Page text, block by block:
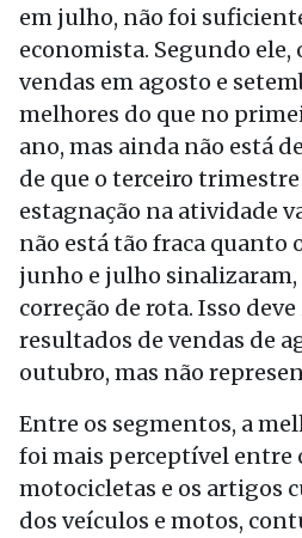
em julho, não foi
economista. Segundo ele,
vendas em agosto e
melhores do que no
ano, mas ainda não está
de que o terceiro
estagnação na atividade
não está tão fraca quanto
junho e julho sinalizaram,
correção de rota. Isso
resultados de vendas de
outubro, mas não
Entre os segmentos, a
foi mais perceptível entre
motocicletas e os artigos
dos veículos e motos,